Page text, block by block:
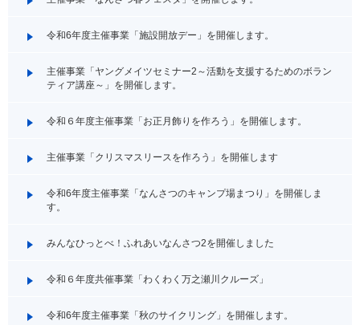
令和6年度主催事業「施設開放デー」を開催します。
主催事業「ヤングメイツセミナー2～活動を支援するためのボラン
ティア講座～」を開催します。
令和６年度主催事業「お正月飾りを作ろう」を開催します。
主催事業「クリスマスリースを作ろう」を開催します
令和6年度主催事業「なんさつのキャンプ場まつり」を開催しま
す。
みんなひっとべ！ふれあいなんさつ2を開催しました
令和６年度共催事業「わくわく万之瀬川クルーズ」
令和6年度主催事業「秋のサイクリング」を開催します。